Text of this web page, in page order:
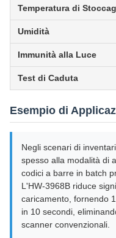
Temperatura di
Umidità
Immunità alla Luce
Test di Caduta
Esempio di
Negli scenari di
spesso alla modalità di
codici a barre in batch
L'HW-3968B riduce
caricamento, fornendo
in 10 secondi,
scanner convenzionali.